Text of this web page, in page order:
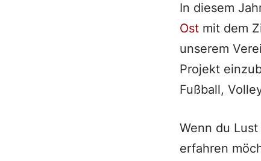
In diesem
Ostmit dem
unserem
Projekt
Fußball,
Wenn du
erfahren